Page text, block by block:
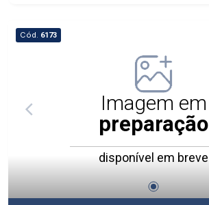
Cód. 6173
Imagem em
preparação
disponível em breve